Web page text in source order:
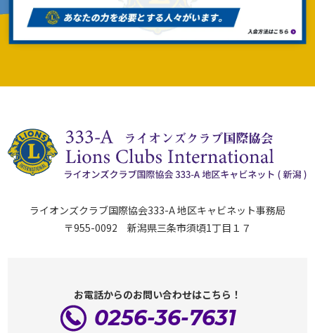
ライオンズクラブ国際協会333-A 地区キャビネット事務局
〒955-0092 新潟県三条市須頃1丁目１７
お電話からのお問い合わせはこちら！
0256-36-7631